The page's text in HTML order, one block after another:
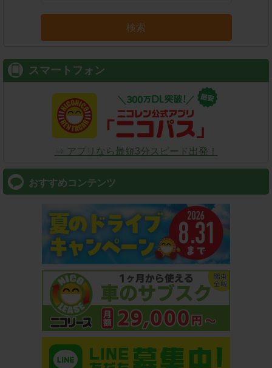
検索
スマートフォン
⇒ アプリなら最短3分スピード出発！
おすすめコンテンツ